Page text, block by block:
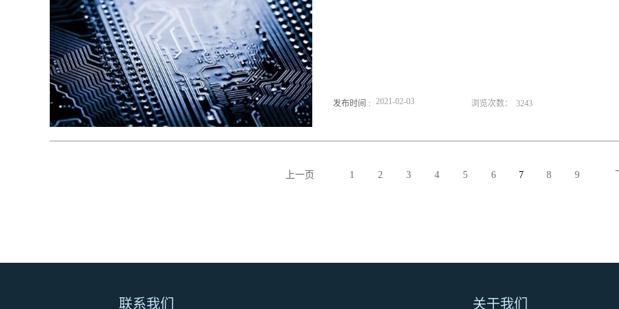
发布时间 : 2021-02-03 浏览次数： 3243
上一页 1 2 3 4 5 6 7 8 9
联系我们 关于我们